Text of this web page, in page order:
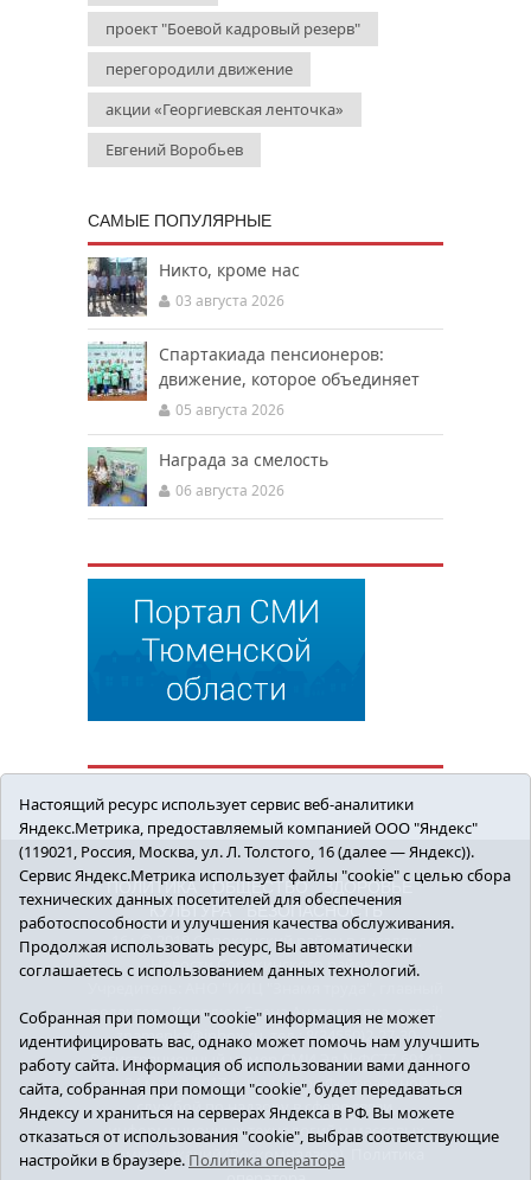
проект "Боевой кадровый резерв"
перегородили движение
акции «Георгиевская ленточка»
Евгений Воробьев
САМЫЕ ПОПУЛЯРНЫЕ
Никто, кроме нас
03 августа 2026
Спартакиада пенсионеров:
движение, которое объединяет
05 августа 2026
Награда за смелость
06 августа 2026
ПОЛИТИКА ОБЩЕСТВО
ЗДОРОВЬЕ
КУЛЬТУРА
БЕЗОПАСНОСТЬ
16+ © 2018 Сорокинский район в деталях.
Новости Сорокинского района
редактор - Королюк Елена Анатольевна, e-mail:
znamenka@inbox.ru, тел.: 8(34550)2-27-30
Регистрационный номер СМИ Эл №ФС77-69142
от 24 марта 2017 г., выданное Федеральной
службой по надзору в сфере связи,
информационных технологий и массовых
коммуникаций (Роскомнадзор).
Настоящий ресурс использует сервис веб-аналитики
Яндекс.Метрика, предоставляемый компанией ООО "Яндекс"
(119021, Россия, Москва, ул. Л. Толстого, 16 (далее — Яндекс)).
Сервис Яндекс.Метрика использует файлы "cookie" с целью сбора
технических данных посетителей для обеспечения
работоспособности и улучшения качества обслуживания.
Продолжая использовать ресурс, Вы автоматически
соглашаетесь с использованием данных технологий.
Собранная при помощи "cookie" информация не может
идентифицировать вас, однако может помочь нам улучшить
работу сайта. Информация об использовании вами данного
сайта, собранная при помощи "cookie", будет передаваться
Яндексу и храниться на серверах Яндекса в РФ. Вы можете
отказаться от использования "cookie", выбрав соответствующие
настройки в браузере. Политика оператора